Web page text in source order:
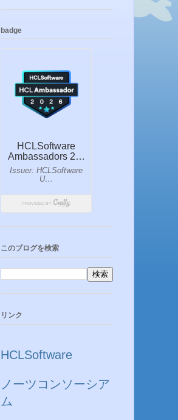
badge
このブログを検索
リンク
HCLSoftware
ノーツコンソーシア
ム